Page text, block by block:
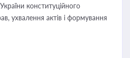
конституційного
ухвалення актів і формування